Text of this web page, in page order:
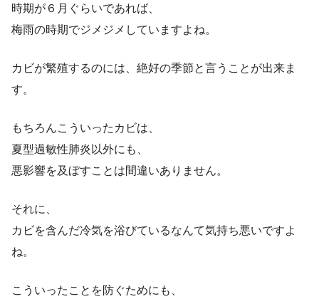
時期が６月ぐらいであれば、
梅雨の時期でジメジメしていますよね。
カビが繁殖するのには、絶好の季節と言うことが出来ま
す。
もちろんこういったカビは、
夏型過敏性肺炎以外にも、
悪影響を及ぼすことは間違いありません。
それに、
カビを含んだ冷気を浴びているなんて気持ち悪いですよ
ね。
こういったことを防ぐためにも、